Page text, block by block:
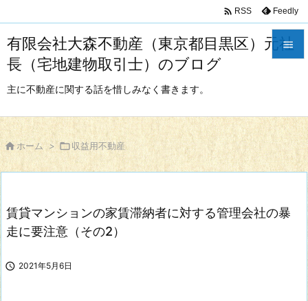
有限会社大森不動産（東京都目黒区）元社
長（宅地建物取引士）のブログ
主に不動産に関する話を惜しみなく書きます。

サイド

前へ

 RSS Feedly
 ホーム > 収益用不動産
賃貸マンションの家賃滞納者に対する管理会社の暴
走に要注意（その2）
 2021年5月6日